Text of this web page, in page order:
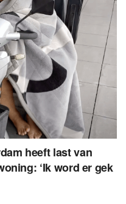
heeft last van
‘Ik word er gek